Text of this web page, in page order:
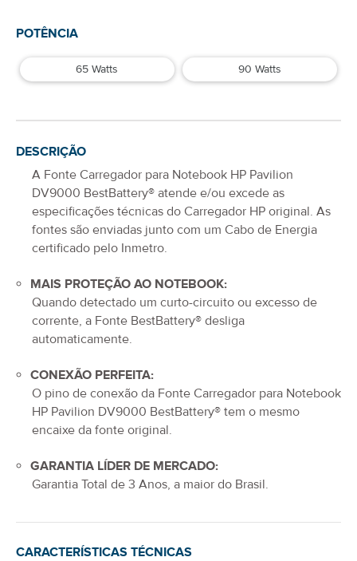
POTÊNCIA
65 Watts 90 Watts
DESCRIÇÃO
A Fonte Carregador para Notebook HP Pavilion
DV9000 BestBattery® atende e/ou excede as
especificações técnicas do Carregador HP original. As
fontes são enviadas junto com um Cabo de Energia
certificado pelo Inmetro.
MAIS PROTEÇÃO AO NOTEBOOK:
Quando detectado um curto-circuito ou excesso de
corrente, a Fonte BestBattery® desliga
automaticamente.
CONEXÃO PERFEITA:
O pino de conexão da Fonte Carregador para Notebook
HP Pavilion DV9000 BestBattery® tem o mesmo
encaixe da fonte original.
GARANTIA LÍDER DE MERCADO:
Garantia Total de 3 Anos, a maior do Brasil.
CARACTERÍSTICAS TÉCNICAS